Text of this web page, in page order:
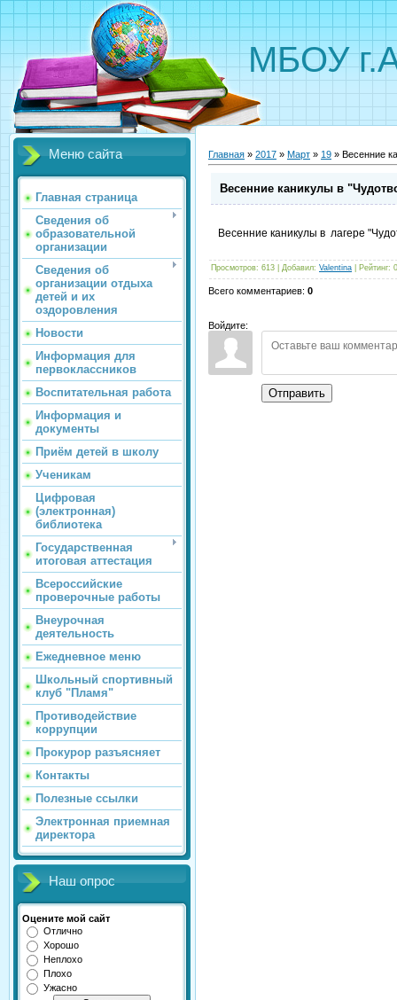
МБОУ
Меню сайта
Главная страница
Сведения об
образовательной
организации
Сведения об
организации отдыха
детей и их
оздоровления
Новости
Информация для
первоклассников
Воспитательная работа
Информация и
документы
Приём детей в школу
Ученикам
Цифровая
(электронная)
библиотека
Государственная
итоговая аттестация
Всероссийские
проверочные работы
Внеурочная
деятельность
Ежедневное меню
Школьный спортивный
клуб "Пламя"
Противодействие
коррупции
Прокурор разъясняет
Контакты
Полезные ссылки
Электронная приемная
директора
Наш опрос
Оцените мой сайт
Отлично
Хорошо
Неплохо
Плохо
Ужасно
Главная » 2017 » Март » 19 » Весенние
Весенние каникулы в
Весенние каникулы в лагере
Просмотров: 613 Добавил: Valentina Рейтинг:
Всего комментариев: 0
Войдите:
Отправить